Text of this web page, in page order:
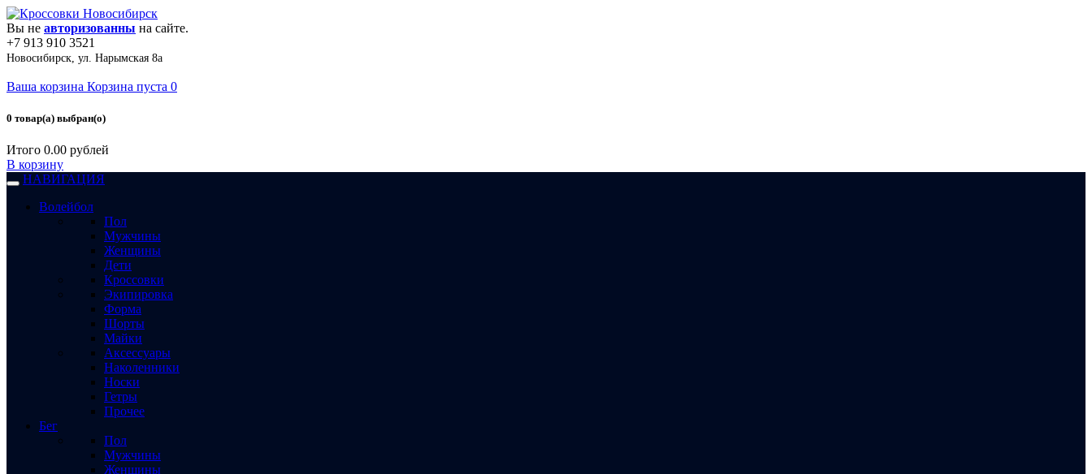
Вы не авторизованны на сайте.
+7 913 910 3521
Новосибирск, ул. Нарымская 8а
Ваша корзина Корзина пуста 0
0 товар(а) выбран(о)
Итого 0.00 рублей
В корзину
НАВИГАЦИЯ
Волейбол
Пол
Мужчины
Женщины
Дети
Кроссовки
Экипировка
Форма
Шорты
Майки
Аксессуары
Наколенники
Носки
Гетры
Прочее
Бег
Пол
Мужчины
Женщины